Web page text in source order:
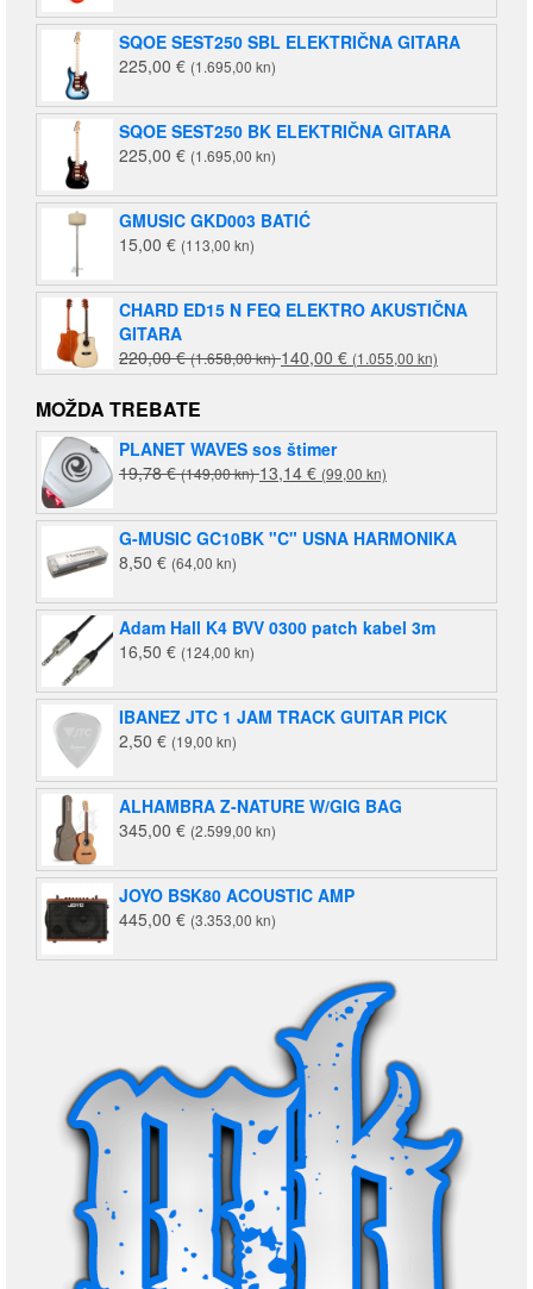
SQOE SEST250 SBL ELEKTRIČNA GITARA
225,00 € (1.695,00 kn)
SQOE SEST250 BK ELEKTRIČNA GITARA
225,00 € (1.695,00 kn)
GMUSIC GKD003 BATIĆ
15,00 € (113,00 kn)
CHARD ED15 N FEQ ELEKTRO AKUSTIČNA
GITARA
220,00€ (1.658,00 kn)Izvorna
cijena
je:
220,00 €
(1.658,00
140,00 € (1.055,00 kn)
cijena
140,00 €
MOŽDA TREBATE
PLANET WAVES sos štimer
19,78€ (149,00 kn)Izvorna
bila
je:
kn).
13,14 € (99,00 kn)
je:
13,14 €
G-MUSIC GC10BK "C" USNA HARMONIKA
8,50 € (64,00 kn)
Adam Hall K4 BVV 0300 patch kabel 3m
16,50 € (124,00 kn)
IBANEZ JTC 1 JAM TRACK GUITAR PICK
2,50 € (19,00 kn)
ALHAMBRA Z-NATURE W/GIG BAG
345,00 € (2.599,00 kn)
JOYO BSK80 ACOUSTIC AMP
445,00 € (3.353,00 kn)